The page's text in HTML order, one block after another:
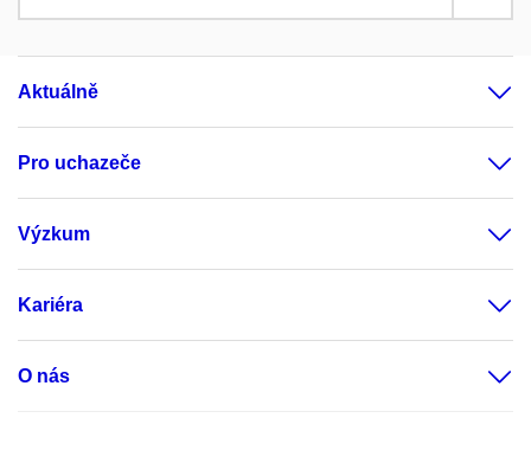
Aktuálně
Pro uchazeče
Výzkum
Kariéra
O nás